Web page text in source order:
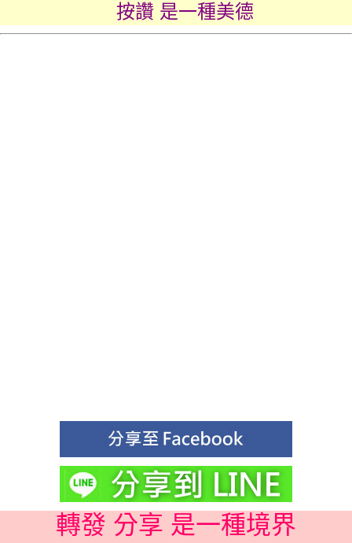
按讚 是一種美德
轉發 分享 是一種境界